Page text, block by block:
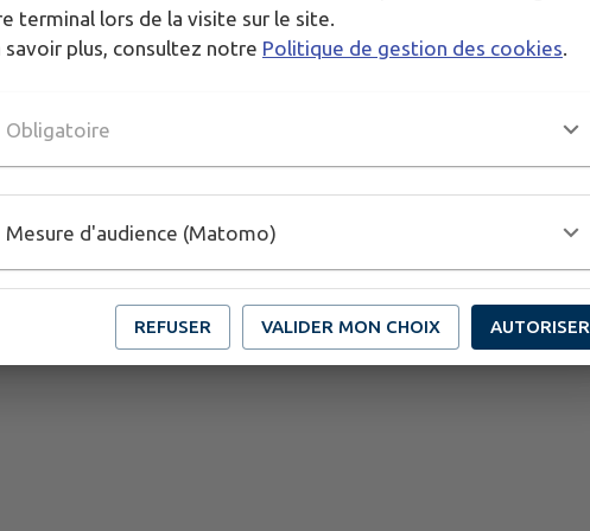
terminal lors de la visite sur le site.
savoir plus, consultez notre Politique de gestion des cookies.
Obligatoire
Mesure d'audience (Matomo)
REFUSER VALIDER MON CHOIX AUTORISER